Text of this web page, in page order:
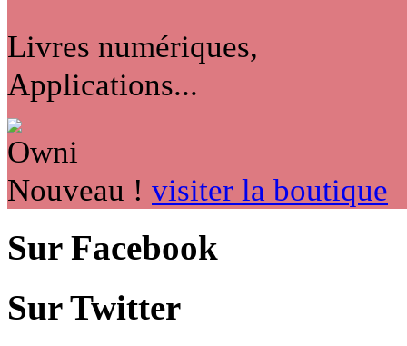
Livres numériques,
Applications...
Nouveau ! visiter la boutique
Sur Facebook
Sur Twitter